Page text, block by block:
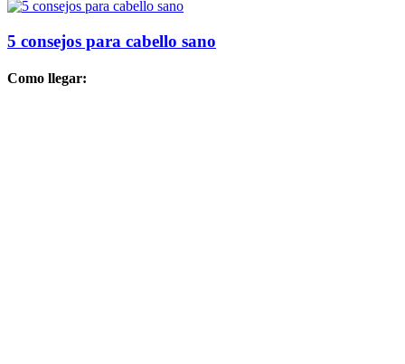
5 consejos para cabello sano
Como llegar: